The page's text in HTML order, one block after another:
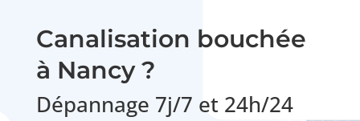
Canalisation bouchée
à Nancy ?
Dépannage 7j/7 et 24h/24